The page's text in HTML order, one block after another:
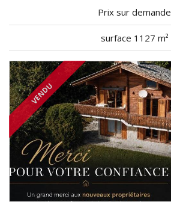
Prix sur demande
surface 1127 m²
VENDU